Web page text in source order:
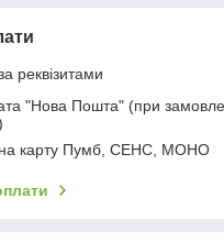
реквізитами
"Нова Пошта" (при
карту Пумб, СЕНС, МОНО